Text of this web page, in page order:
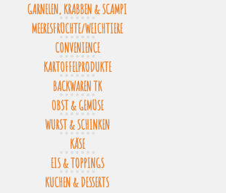
GARNELEN, KRABBEN & SCAMPI
MEERESFRÜCHTE/WEICHTIERE
CONVENIENCE
KARTOFFELPRODUKTE
BACKWAREN TK
OBST & GEMÜSE
WURST & SCHINKEN
KÄSE
EIS & TOPPINGS
KUCHEN & DESSERTS